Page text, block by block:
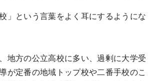
」という言葉をよく耳にするようにな
地方の公立高校に多い、過剰に大学受
が定番の地域トップ校や二番手校のこ